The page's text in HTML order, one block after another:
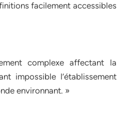
facilement accessibles
complexe affectant la
impossible l’établissement
environnant. »